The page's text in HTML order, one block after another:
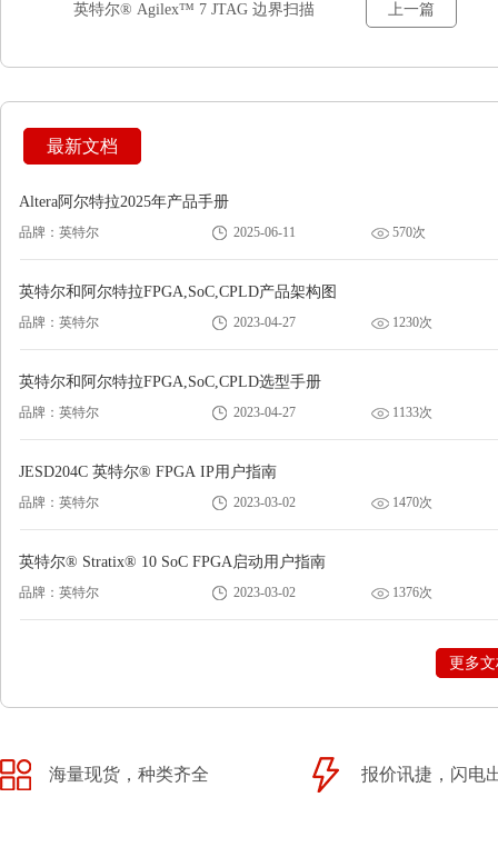
英特尔® Agilex™ 7 JTAG 边界扫描
上一篇
最新文档
Altera阿尔特拉2025年产品手册
品牌：英特尔 2025-06-11 570次
英特尔和阿尔特拉FPGA,SoC,CPLD产品架构图
品牌：英特尔 2023-04-27 1230次
英特尔和阿尔特拉FPGA,SoC,CPLD选型手册
品牌：英特尔 2023-04-27 1133次
JESD204C 英特尔® FPGA IP用户指南
品牌：英特尔 2023-03-02 1470次
英特尔® Stratix® 10 SoC FPGA启动用户指南
品牌：英特尔 2023-03-02 1376次
更多
海量现货，种类齐全 报价讯捷，闪电